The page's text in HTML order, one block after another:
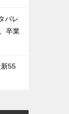
バレ
卒業
55